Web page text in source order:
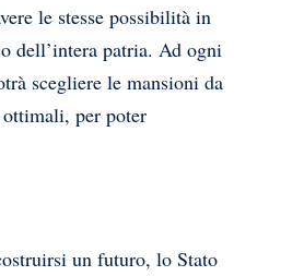
le stesse possibilità in
dell’intera patria. Ad ogni
scegliere le mansioni da
per poter
un futuro, lo Stato